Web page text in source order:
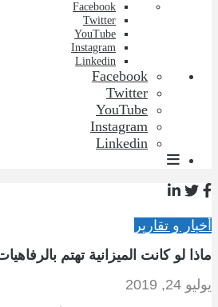
Facebook
Twitter
YouTube
Instagram
Linkedin
Facebook
Twitter
YouTube
Instagram
Linkedin
أخبار و تقارير
ماذا لو كانت الميزانية تهتم
يوليو 24, 2019